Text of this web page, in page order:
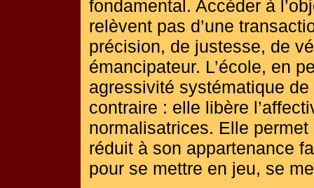
fondamental. Accéder à
relèvent pas d’une
précision, de justesse, de
émancipateur. L’école, en
agressivité systématique
contraire : elle libère
normalisatrices. Elle
réduit à son appartenance
pour se mettre en jeu, se